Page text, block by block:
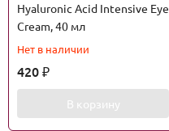
Hyaluronic Acid Intensive Eye
Cream, 40 мл
Нет в наличии
420 ₽
В корзину